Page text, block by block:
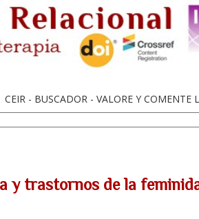
CEIR - BUSCADOR - VALORE Y COMENTE
y trastornos de la